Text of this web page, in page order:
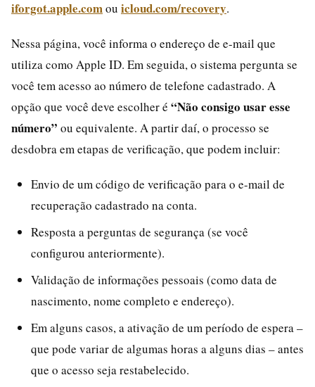
iforgot.apple.comou icloud.com/recovery.
Nessa página, você informa o endereço de e-mail que
utiliza como Apple ID. Em seguida, o sistema pergunta se
você tem acesso ao número de telefone cadastrado. A
opção que você deve escolher é “Não consigo usar esse
número” ou equivalente. A partir daí, o processo se
desdobra em etapas de verificação, que podem incluir:
Envio de um código de verificação para o e-mail de
recuperação cadastrado na conta.
Resposta a perguntas de segurança (se você
configurou anteriormente).
Validação de informações pessoais (como data de
nascimento, nome completo e endereço).
Em alguns casos, a ativação de um período de espera –
que pode variar de algumas horas a alguns dias – antes
que o acesso seja restabelecido.